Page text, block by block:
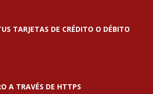
TARJETAS DE CRÉDITO O DÉBITO
A TRAVÉS DE HTTPS